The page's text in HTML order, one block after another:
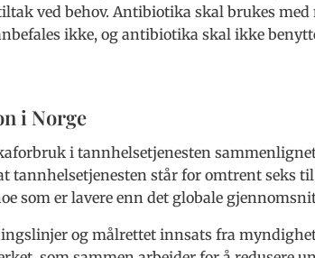
ved behov. Antibiotika skal brukes med
ikke, og antibiotika skal ikke
i Norge
i tannhelsetjenesten
tannhelsetjenesten står for omtrent seks
som er lavere enn det globale
og målrettet innsats fra